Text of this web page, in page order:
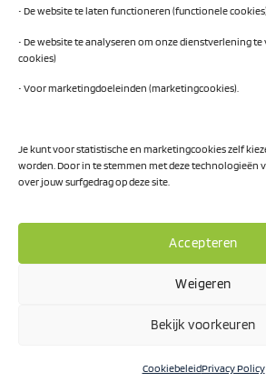
• De website te laten functioneren (functionele cookies)
• De website te analyseren om onze dienstverlening
cookies)
• Voor marketingdoeleinden (marketingcookies).
Je kunt voor statistische en marketingcookies zelf
worden. Door in te stemmen met deze technologieën
over jouw surfgedrag op deze site.
Accepteren
Weigeren
Bekijk voorkeuren
CookiebeleidPrivacy Policy
Traineeship SN Data & AI
Projecten
Niemeyer Campus